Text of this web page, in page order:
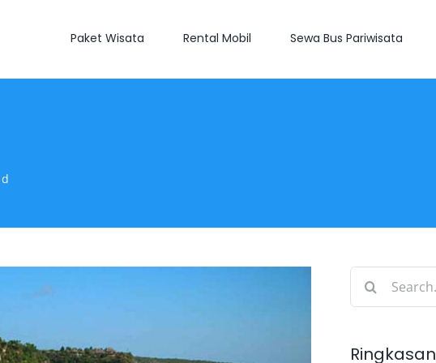
Paket Wisata Rental Mobil Sewa Bus Pariwisata
Search
Ringkasan